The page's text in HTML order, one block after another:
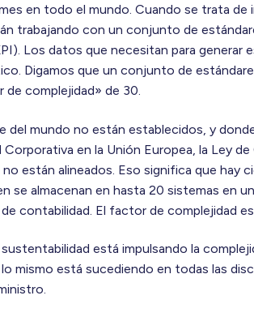
en todo el mundo. Cuando se trata de
trabajando con un conjunto de
Los datos que necesitan para generar
Digamos que un conjunto de
de complejidad» de 30.
del mundo no están establecidos, y
en la Unión Europea, la Ley
están alineados. Eso significa que hay
almacenan en hasta 20 sistemas en
contabilidad. El factor de complejidad
está impulsando la
mismo está sucediendo en todas las